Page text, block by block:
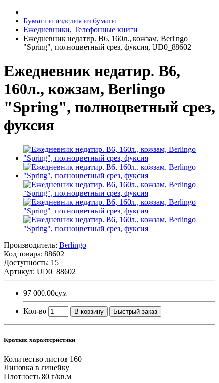
Бумага и изделия из бумаги
Ежедневники, Телефонные книги
Ежедневник недатир. B6, 160л., кожзам, Berlingo
"Spring", полноцветный срез, фуксия, UD0_88602
Ежедневник недатир. B6,
160л., кожзам, Berlingo
"Spring", полноцветный срез,
фуксия
Производитель: Berlingo
Код товара: 88602
Доступность: 15
Артикул: UD0_88602
97 000.00сум
Кол-во В корзину Быстрый заказ
Краткие характеристики
Количество листов 160
Линовка в линейку
Плотность 80 г/кв.м